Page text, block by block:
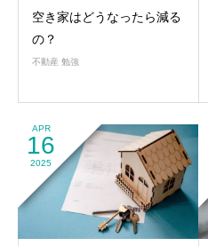
空き家はどうなったら減る
の？
不動産 勉強
APR
16
2025